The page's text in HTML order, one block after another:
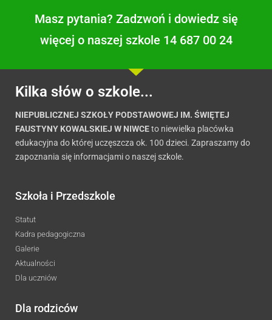
Masz pytania? Zadzwoń i dowiedz się
więcej o naszej szkole 14 687 00 24
Kilka słów o szkole...
NIEPUBLICZNEJ SZKOŁY PODSTAWOWEJ IM. ŚWIĘTEJ
FAUSTYNY KOWALSKIEJ W NIWCEto niewielka placówka
edukacyjna do której uczęszcza ok. 100 dzieci. Zapraszamy do
zapoznania się informacjami o naszej szkole.
Szkoła i Przedszkole
Statut
Kadra pedagogiczna
Galerie
Aktualności
Dla uczniów
Dla rodziców